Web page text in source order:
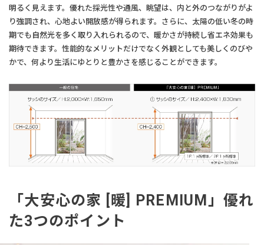
明るく見えます。優れた採光性や通風、眺望は、内と外のつながりがよ
り強調され、心地よい開放感が得られます。さらに、太陽の低い冬の時
期でも自然光を多く取り入れられるので、暖かさが持続し省エネ効果も
期待できます。性能的なメリットだけでなく外観としても美しくのびや
かで、何より生活にゆとりと豊かさを感じることができます。
「大安心の家 [暖] PREMIUM」 優れ
た3つのポイント